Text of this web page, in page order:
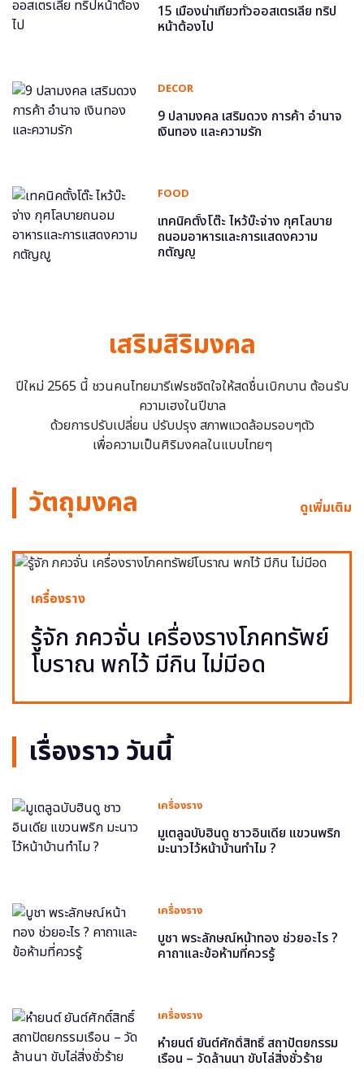
15 เมืองน่าเที่ยวทั่วออสเตรเลีย ทริป
หน้าต้องไป
DECOR
9 ปลามงคล เสริมดวง การค้า อำนาจ
เงินทอง และความรัก
FOOD
เทคนิคตั้งโต๊ะ ไหว้บ๊ะจ่าง กุศโลบาย
ถนอมอาหารและการแสดงความ
กตัญญู
เสริมสิริมงคล
ปีใหม่ 2565 นี้ ชวนคนไทยมารีเฟรชจิตใจให้สดชื่นเบิกบาน ต้อนรับ
ความเฮงในปีขาล
ด้วยการปรับเปลี่ยน ปรับปรุง สภาพแวดล้อมรอบๆตัว
เพื่อความเป็นศิริมงคลในแบบไทยๆ
วัตถุมงคล ดูเพิ่มเติม
เครื่องราง
รู้จัก ภควจั่น เครื่องรางโภคทรัพย์
โบราณ พกไว้ มีกิน ไม่มีอด
เรื่องราว วันนี้
เครื่องราง
มูเตลูฉบับฮินดู ชาวอินเดีย แขวนพริก
มะนาวไว้หน้าบ้านทำไม ?
เครื่องราง
บูชา พระลักษณ์หน้าทอง ช่วยอะไร ?
คาถาและข้อห้ามที่ควรรู้
เครื่องราง
หำยนต์ ยันต์ศักดิ์สิทธิ์ สถาปัตยกรรม
เรือน – วัดล้านนา ขับไล่สิ่งชั่วร้าย